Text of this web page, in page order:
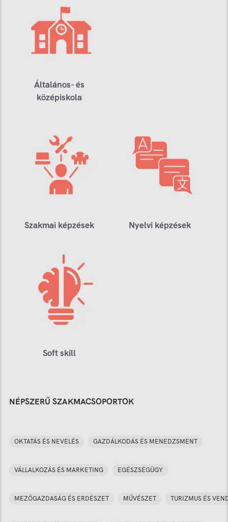
Általános- és
középiskola
Szakmai képzések Nyelvi képzések
Soft skill
NÉPSZERŰ SZAKMACSOPORTOK
OKTATÁS ÉS NEVELÉS GAZDÁLKODÁS ÉS MENEDZSMENT
VÁLLALKOZÁS ÉS MARKETING EGÉSZSÉGÜGY
MEZŐGAZDASÁG ÉS ERDÉSZET MŰVÉSZET TURIZMUS ÉS